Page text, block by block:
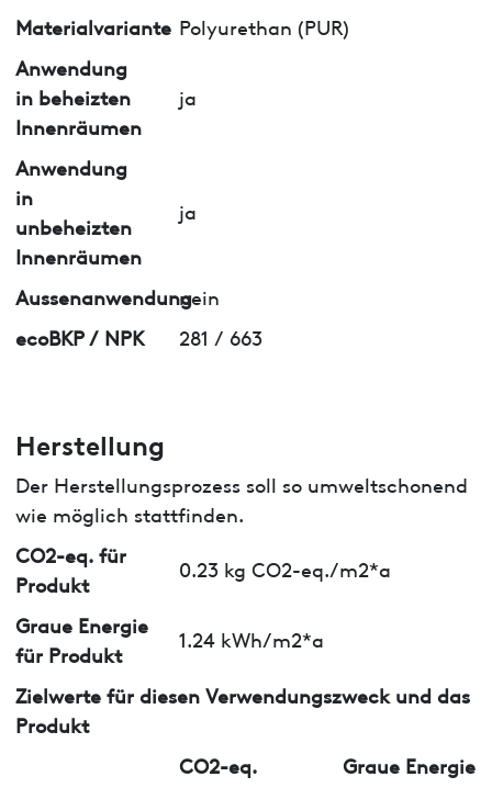
Materialvariante Polyurethan (PUR)
Anwendung
in beheizten
Innenräumen
ja
Anwendung
in
unbeheizten
Innenräumen
ja
Aussenanwendungnein
ecoBKP / NPK
281 / 663
Herstellung
Der Herstellungsprozess soll so umweltschonend
wie möglich stattfinden.
CO2-eq. für
Produkt
0.23 kg CO2-eq./m2*a
Graue Energie
für Produkt
1.24 kWh/m2*a
Zielwerte für diesen Verwendungszweck und das
Produkt
CO2-eq.
Graue Energie